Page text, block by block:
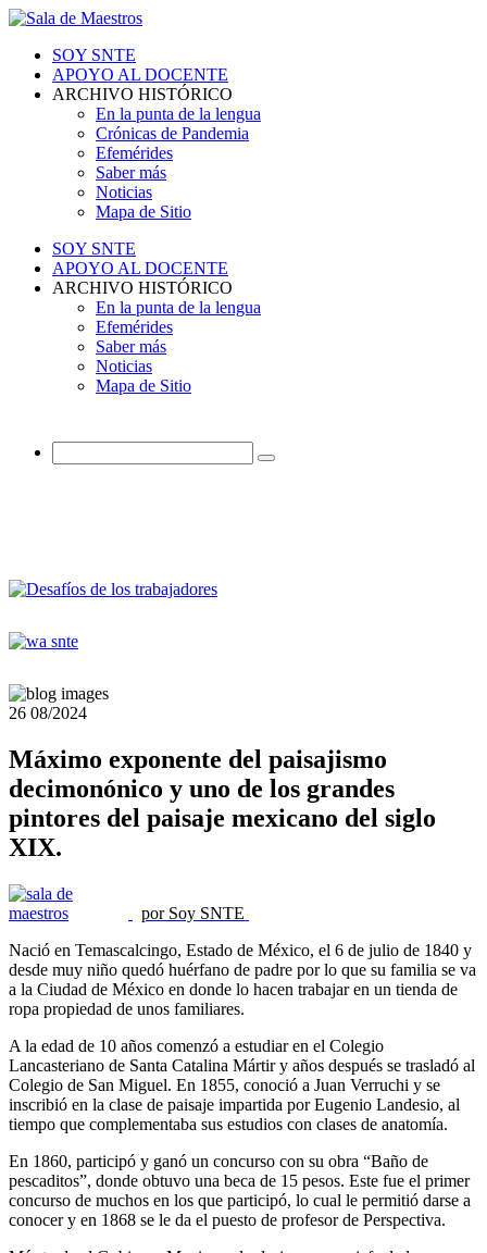
SOY SNTE
APOYO AL DOCENTE
ARCHIVO HISTÓRICO
En la punta de la lengua
Crónicas de Pandemia
Efemérides
Saber más
Noticias
Mapa de Sitio
SOY SNTE
APOYO AL DOCENTE
ARCHIVO HISTÓRICO
En la punta de la lengua
Efemérides
Saber más
Noticias
Mapa de Sitio
26 08/2024
Máximo exponente del paisajismo
decimonónico y uno de los grandes
pintores del paisaje mexicano del siglo
XIX.
por Soy SNTE
Nació en Temascalcingo, Estado de México, el 6 de julio de 1840 y
desde muy niño quedó huérfano de padre por lo que su familia se va
a la Ciudad de México en donde lo hacen trabajar en un tienda de
ropa propiedad de unos familiares.
A la edad de 10 años comenzó a estudiar en el Colegio
Lancasteriano de Santa Catalina Mártir y años después se trasladó al
Colegio de San Miguel. En 1855, conoció a Juan Verruchi y se
inscribió en la clase de paisaje impartida por Eugenio Landesio, al
tiempo que complementaba sus estudios con clases de anatomía.
En 1860, participó y ganó un concurso con su obra “Baño de
pescaditos”, donde obtuvo una beca de 15 pesos. Este fue el primer
concurso de muchos en los que participó, lo cual le permitió darse a
conocer y en 1868 se le da el puesto de profesor de Perspectiva.